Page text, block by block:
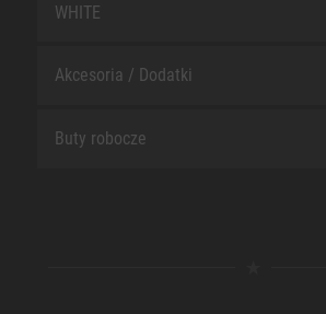
WHITE
Akcesoria / Dodatki
Buty robocze